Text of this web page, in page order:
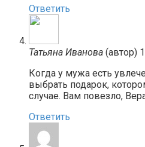
Ответить
Татьяна Иванова (автор)
Когда у мужа есть
выбрать подарок,
случае. Вам повезло,
Ответить